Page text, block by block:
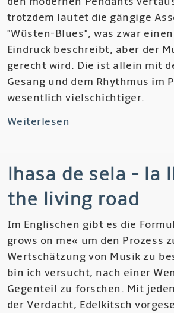
trotzdem lautet die gängige
"Wüsten-Blues", was zwar einen
Eindruck beschreibt, aber der
gerecht wird. Die ist allein mit
Gesang und dem Rhythmus im
wesentlich vielschichtiger.
Weiterlesen
Aman
Amassakoul,
Radio
Sessions
lhasa de sela - la
the living road
Im Englischen gibt es die
grows on me« um den Prozess
Wertschätzung von Musik zu
bin ich versucht, nach einer
Gegenteil zu forschen. Mit
der Verdacht, Edelkitsch